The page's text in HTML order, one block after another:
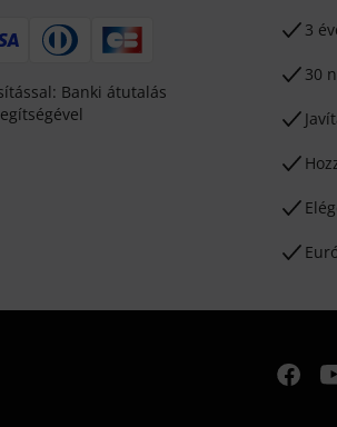
Banki átutalás
3
30